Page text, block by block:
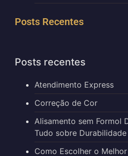
Posts Recentes
Posts recentes
Atendimento Express
Correção de Cor
Alisamento sem Formol
Tudo sobre
Como Escolher o